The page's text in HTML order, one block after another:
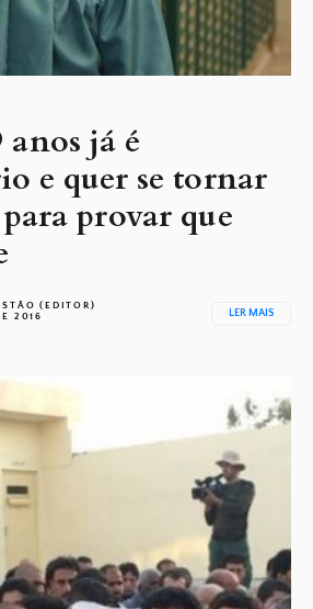
já é
e quer se tornar
provar que
(EDITOR)
2016
LER MAIS